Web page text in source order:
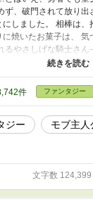
ず、破門されて放り
しました。 相棒は
焼いたお菓子は、
るやさしげな騎士
病弱転生モブと、 彼
件 ファンタジー
ジー モブ主人
文字数 124,399